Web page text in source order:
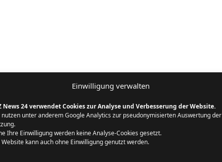
Einwilligung verwalten
News 24 verwendet Cookies zur Analyse und Verbesserung der Website.
nutzen unter anderem Google Analytics zur pseudonymisierten Auswertung der
Ihre Einwilligung werden keine Analyse-Cookies gesetzt.
Website kann auch ohne Einwilligung genutzt werden.